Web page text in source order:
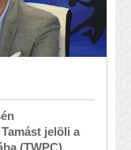
jelöli a
(TWPC).